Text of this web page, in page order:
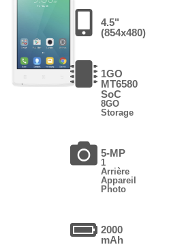
4.5"
(854x480)
1GO
MT6580
SoC
8GO
Storage
5-MP
1
Arrière
Appareil
Photo
2000
mAh